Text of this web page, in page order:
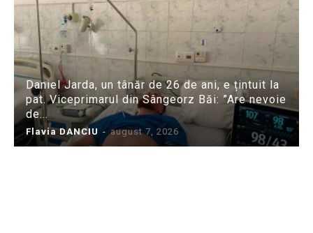
Daniel Jarda, un tânăr de 26 de ani, e țintuit la
pat. Viceprimarul din Sângeorz Băi: ”Are nevoie
de...
Flavia DANCIU - august 7, 2026